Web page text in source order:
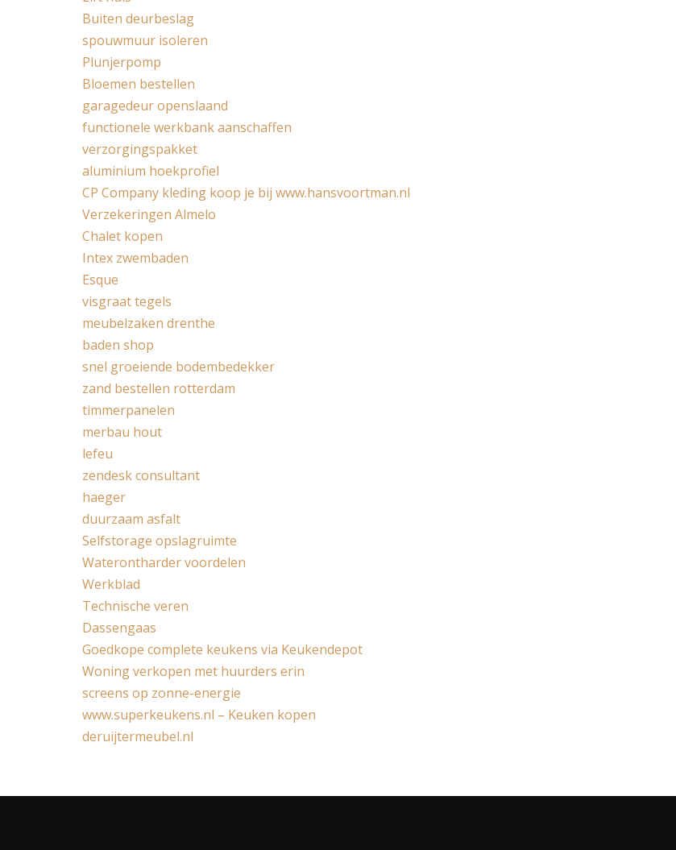
Buiten deurbeslag
spouwmuur isoleren
Plunjerpomp
Bloemen bestellen
garagedeur openslaand
functionele werkbank aanschaffen
verzorgingspakket
aluminium hoekprofiel
CP Company kleding koop je bij www.hansvoortman.nl
Verzekeringen Almelo
Chalet kopen
Intex zwembaden
Esque
visgraat tegels
meubelzaken drenthe
baden shop
snel groeiende bodembedekker
zand bestellen rotterdam
timmerpanelen
merbau hout
lefeu
zendesk consultant
haeger
duurzaam asfalt
Selfstorage opslagruimte
Waterontharder voordelen
Werkblad
Technische veren
Dassengaas
Goedkope complete keukens via Keukendepot
Woning verkopen met huurders erin
screens op zonne-energie
www.superkeukens.nl – Keuken kopen
deruijtermeubel.nl